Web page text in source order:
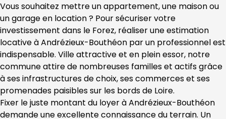
Vous souhaitez mettre un appartement, une maison ou
un garage en location ? Pour sécuriser votre
investissement dans le Forez, réaliser une estimation
locative à Andrézieux-Bouthéon par un professionnel est
indispensable. Ville attractive et en plein essor, notre
commune attire de nombreuses familles et actifs grâce
à ses infrastructures de choix, ses commerces et ses
promenades paisibles sur les bords de Loire.
Fixer le juste montant du loyer à Andrézieux-Bouthéon
demande une excellente connaissance du terrain. Un